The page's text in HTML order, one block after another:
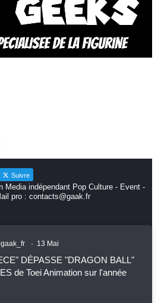
Suivre
Media indépendant Pop Culture - Event -
pro : contacts@gaak.fr
· 13 Mai
DÉPASSE "DRAGON BALL"
de Toei Animation sur l'année